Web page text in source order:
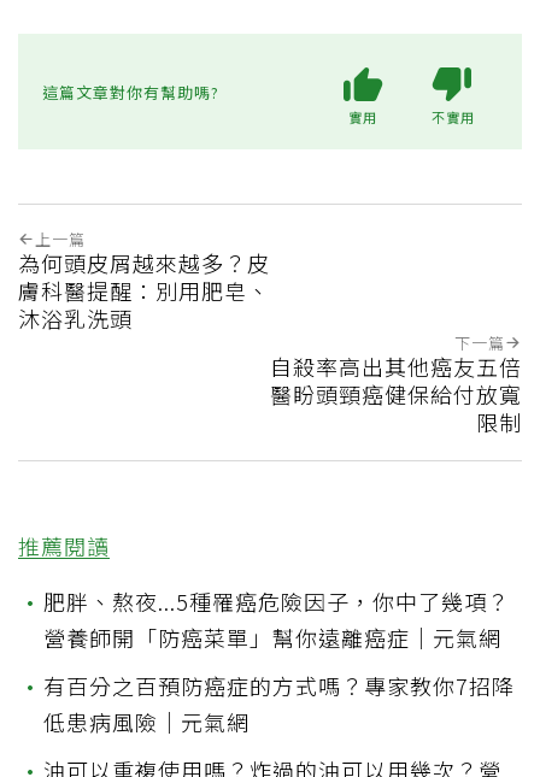
這篇文章對你有幫助嗎?
實用 不實用
上一篇
為何頭皮屑越來越多？皮
膚科醫提醒：別用肥皂、
沐浴乳洗頭
下一篇
自殺率高出其他癌友五倍
醫盼頭頸癌健保給付放寬
限制
推薦閱讀
• 肥胖、熬夜...5種罹癌危險因子，你中了幾項？
營養師開「防癌菜單」幫你遠離癌症｜元氣網
• 有百分之百預防癌症的方式嗎？專家教你7招降
低患病風險｜元氣網
油可以重複使用嗎？炸過的油可以用幾次？營